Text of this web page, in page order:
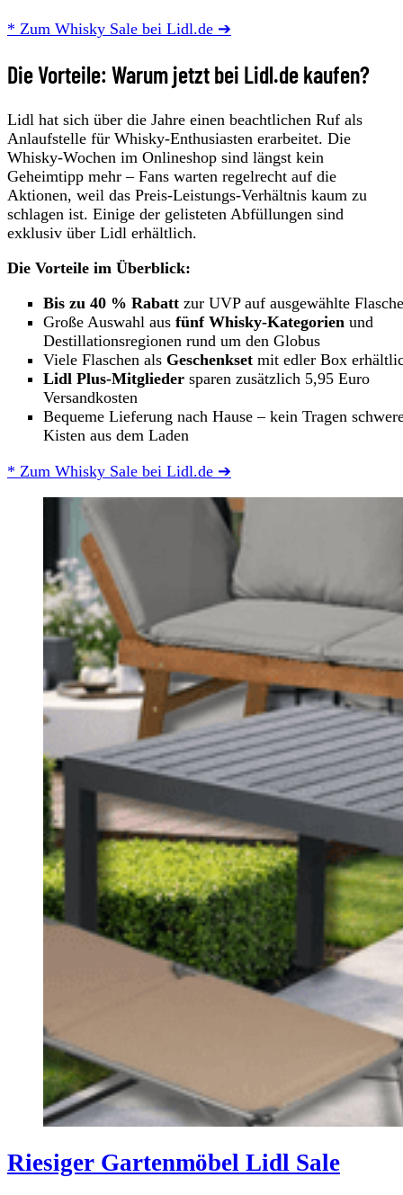
* Zum Whisky Sale bei Lidl.de ➔
Die Vorteile: Warum jetzt bei Lidl.de kaufen?
Lidl hat sich über die Jahre einen beachtlichen Ruf als
Anlaufstelle für Whisky-Enthusiasten erarbeitet. Die
Whisky-Wochen im Onlineshop sind längst kein
Geheimtipp mehr – Fans warten regelrecht auf die
Aktionen, weil das Preis-Leistungs-Verhältnis kaum zu
schlagen ist. Einige der gelisteten Abfüllungen sind
exklusiv über Lidl erhältlich.
Die Vorteile im Überblick:
Bis zu 40 % Rabatt zur UVP auf ausgewählte
Große Auswahl aus fünf Whisky-Kategorien und
Destillationsregionen rund um den Globus
Viele Flaschen als Geschenkset mit edler Box
Lidl Plus-Mitglieder sparen zusätzlich 5,95 Euro
Versandkosten
Bequeme Lieferung nach Hause – kein Tragen
Kisten aus dem Laden
* Zum Whisky Sale bei Lidl.de ➔
Riesiger Gartenmöbel Lidl Sale